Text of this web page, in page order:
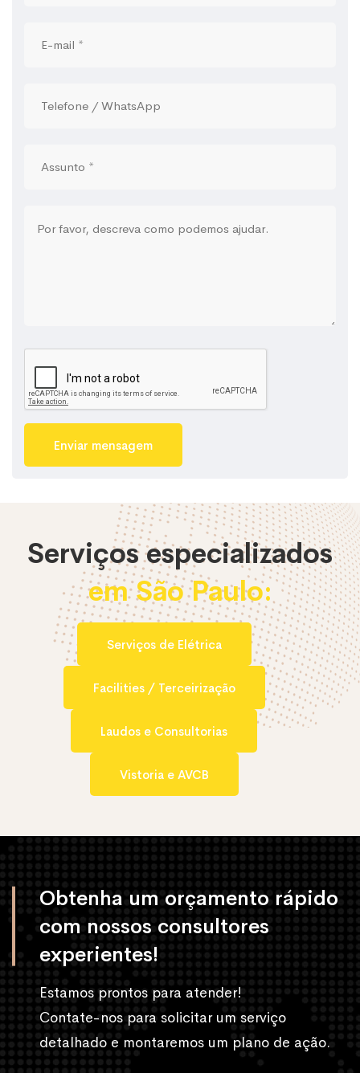
Enviar mensagem
Serviços especializados
em São Paulo:
Serviços de Elétrica
Facilities / Terceirização
Laudos e Consultorias
Vistoria e AVCB
Obtenha um orçamento rápido
com nossos consultores
experientes!
Estamos prontos para atender!
Contate-nos para solicitar um serviço
detalhado e montaremos um plano de ação.